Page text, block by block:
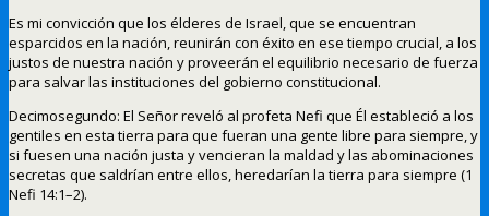
Es mi convicción que los élderes de Israel, que se encuentran
esparcidos en la nación, reunirán con éxito en ese tiempo crucial, a los
justos de nuestra nación y proveerán el equilibrio necesario de fuerza
para salvar las instituciones del gobierno constitucional.
Decimosegundo: El Señor reveló al profeta Nefi que Él estableció a los
gentiles en esta tierra para que fueran una gente libre para siempre, y
si fuesen una nación justa y vencieran la maldad y las abominaciones
secretas que saldrían entre ellos, heredarían la tierra para siempre (1
Nefi 14:1–2).